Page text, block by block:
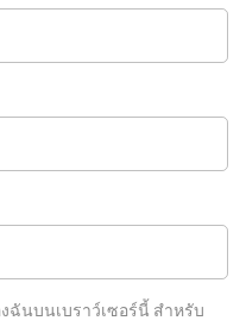
ฉันบนเบราว์เซอร์นี้ สำหรับ